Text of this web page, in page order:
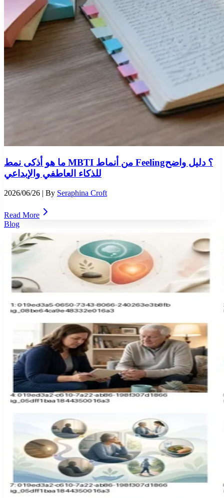
ما هو أذكى نمط MBTI من أنماط Feeling؟ دليل واضح
للذكاء العاطفي والإبداعي
2026/06/26 | By Seraphina Croft
Read More
Blog